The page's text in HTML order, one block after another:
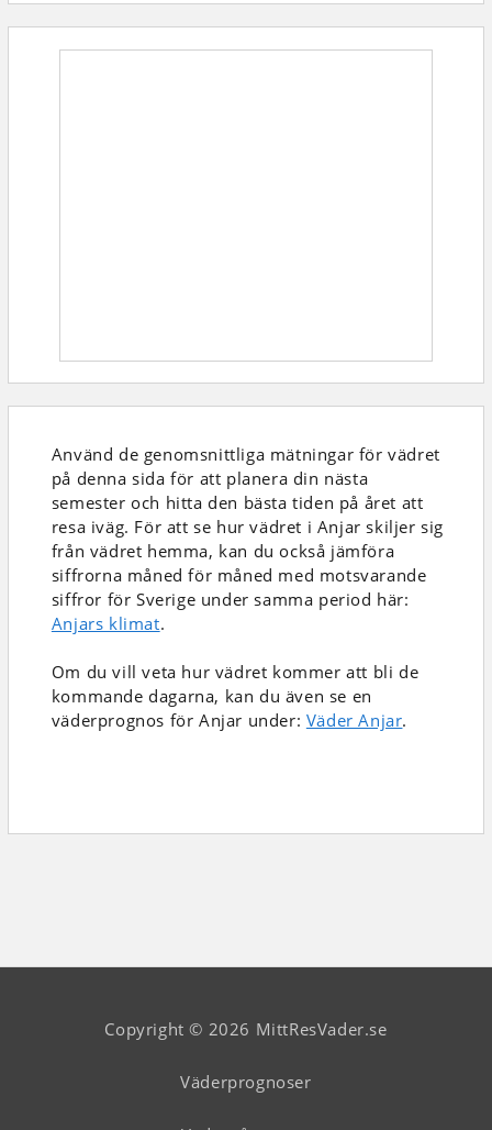
Använd de genomsnittliga mätningar för vädret
på denna sida för att planera din nästa
semester och hitta den bästa tiden på året att
resa iväg. För att se hur vädret i Anjar skiljer sig
från vädret hemma, kan du också jämföra
siffrorna måned för måned med motsvarande
siffror för Sverige under samma period här:
Anjars klimat.
Om du vill veta hur vädret kommer att bli de
kommande dagarna, kan du även se en
väderprognos för Anjar under: Väder Anjar.
Copyright © 2026 MittResVader.se
Väderprognoser